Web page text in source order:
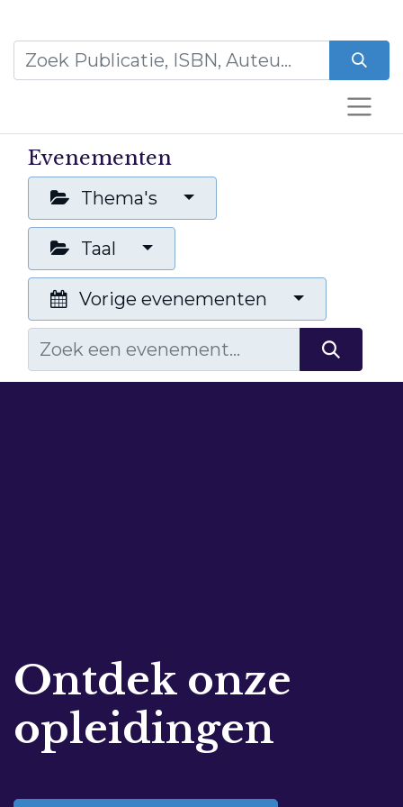
Evenementen
Thema's
Taal
Vorige evenementen
Ontdek onze
opleidingen